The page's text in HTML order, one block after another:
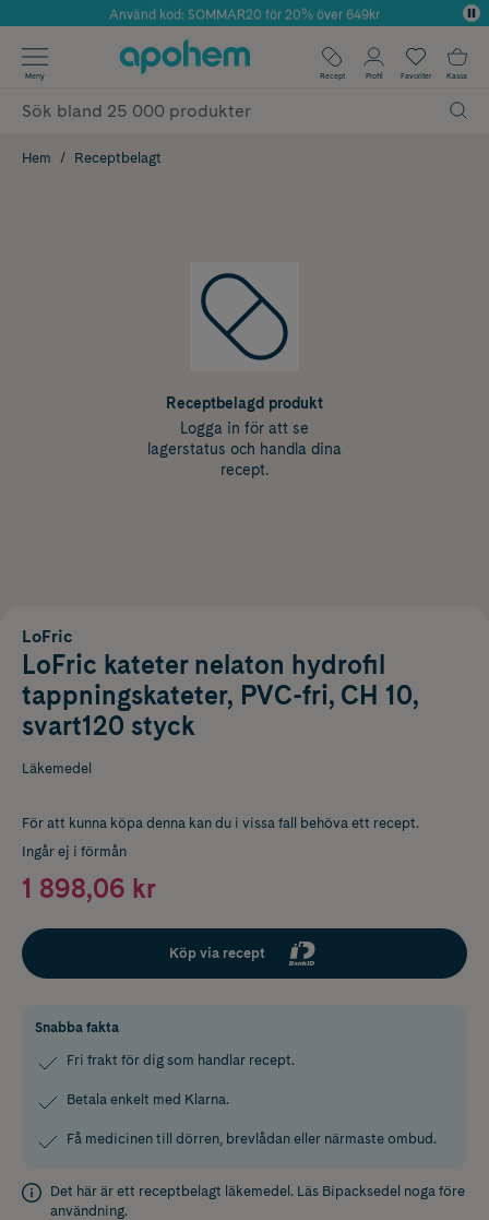
Årets Butik 2025 inom Skönhet
Använd kod: SOMMAR20 för 20% över 649kr
✓ Fri frakt
✓ Poäng på alla köp*
Meny Recept Profil Favoriter Kassa
Hem Receptbelagt
Receptbelagd produkt
Logga in för att se
lagerstatus och handla dina
recept.
LoFric
LoFric kateter nelaton hydrofil
tappningskateter, PVC-fri, CH 10,
svart120 styck
Läkemedel
För att kunna köpa denna kan du i vissa fall behöva ett recept.
Ingår ej i förmån
1 898,06 kr
Köp via recept
Snabba fakta
Fri frakt för dig som handlar recept.
Betala enkelt med Klarna.
Få medicinen till dörren, brevlådan eller närmaste ombud.
Det här är ett receptbelagt läkemedel. Läs Bipacksedel noga före
användning.